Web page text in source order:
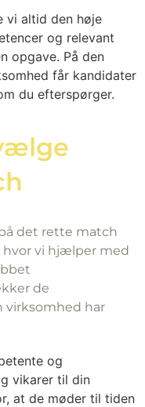
vi altid den høje
og relevant
opgave. På den
får kandidater
du efterspørger.
det rette match
hvor vi hjælper med
de
virksomhed har
og
vikarer til din
at de møder til tiden